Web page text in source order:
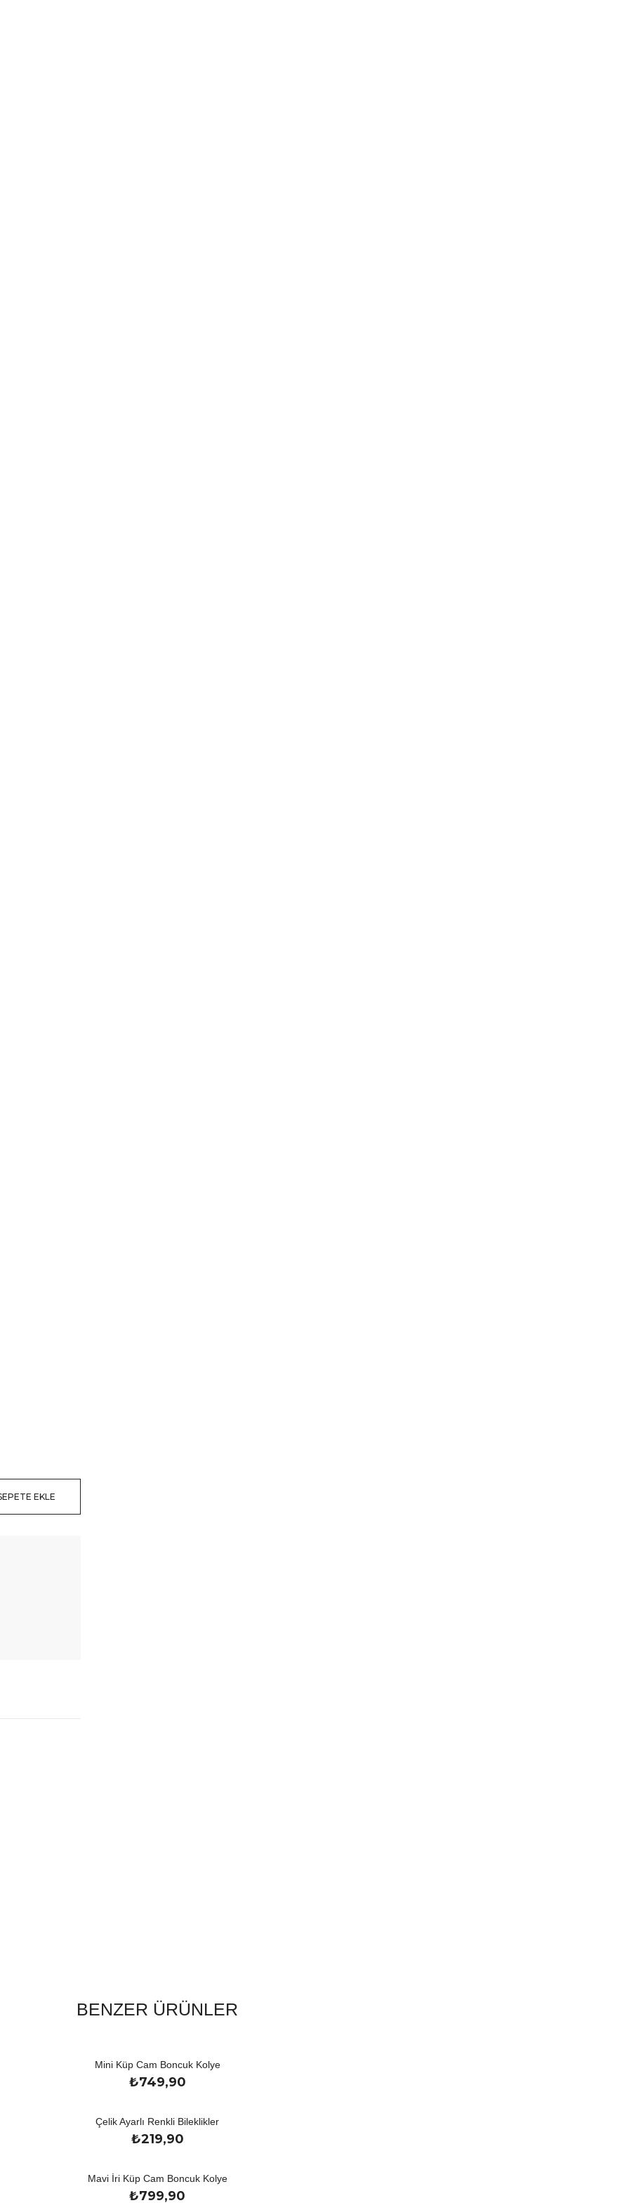
EKLE
BENZER ÜRÜNLER
Mini Küp Cam Boncuk Kolye
₺749,90
Çelik Ayarlı Renkli Bileklikler
₺219,90
Mavi İri Küp Cam Boncuk Kolye
₺799,90